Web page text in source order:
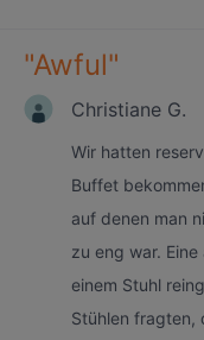
"Awful"
Christiane G.
Wir hatten
Buffet
auf denen man
zu eng war.
einem Stuhl
Stühlen fragten,